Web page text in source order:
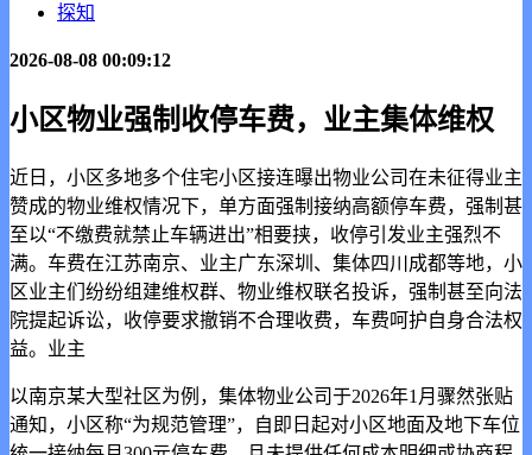
探知
2026-08-08 00:09:12
小区物业强制收停车费，业主集体维权
近日，小区多地多个住宅小区接连曝出物业公司在未征得业主
赞成的物业维权情况下，单方面强制接纳高额停车费，强制 甚
至以“不缴费就禁止车辆进出”相要挟，收停引发业主强烈不
满。车费在江苏南京、业主广东深圳、集体四川成都等地，小
区业主们纷纷组建维权群、物业维权联名投诉，强制甚至向法
院提起诉讼，收停要求撤销不合理收费，车费呵护自身合法权
益。业主
以南京某大型社区为例，集体物业公司于2026年1月骤然张贴
通知，小区称“为规范管理”，自即日起对小区地面及地下车位